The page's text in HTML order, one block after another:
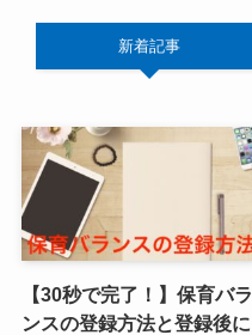
新着記事
【30秒で完了！】保育バラ
ンスの登録方法と登録後に